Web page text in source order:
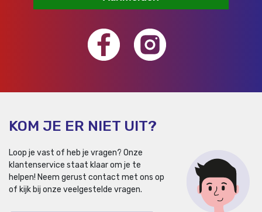
KOM JE ER NIET UIT?
Loop je vast of heb je vragen? Onze
klantenservice staat klaar om je te
helpen! Neem gerust contact met ons op
of kijk bij onze veelgestelde vragen.